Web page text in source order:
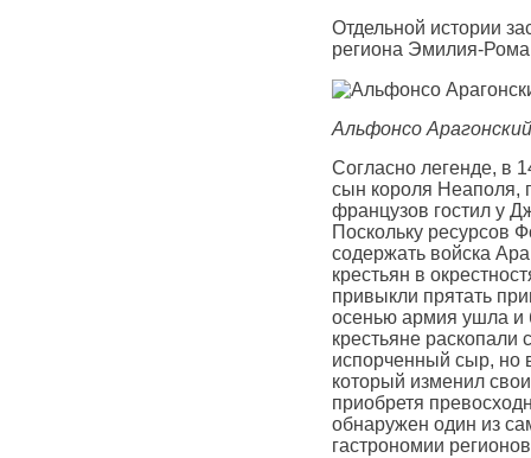
Отдельной истории
региона Эмилия-
Альфонсо
Согласно легенде, в
сын короля Неаполя,
французов гостил у
Поскольку ресурсов
содержать войска
крестьян в
привыкли прятать
осенью армия ушла и
крестьяне
испорченный сыр, но
который изменил
приобретя
обнаружен один из
гастрономии